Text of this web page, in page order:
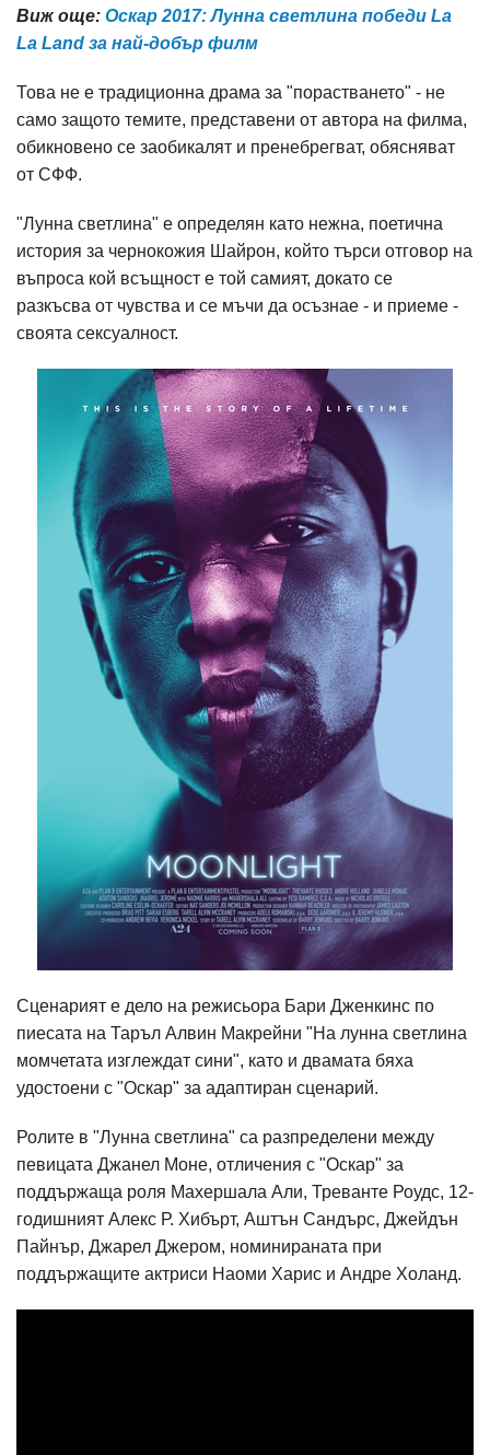
Виж още: Оскар 2017: Лунна светлина победи La
La Land за най-добър филм
Това не е традиционна драма за "порастването" - не
само защото темите, представени от автора на филма,
обикновено се заобикалят и пренебрегват, обясняват
от СФФ.
"Лунна светлина" е определян като нежна, поетична
история за чернокожия Шайрон, който търси отговор на
въпроса кой всъщност е той самият, докато се
разкъсва от чувства и се мъчи да осъзнае - и приеме -
своята сексуалност.
Сценарият е дело на режисьора Бари Дженкинс по
пиесата на Таръл Алвин Макрейни "На лунна светлина
момчетата изглеждат сини", като и двамата бяха
удостоени с "Оскар" за адаптиран сценарий.
Ролите в "Лунна светлина" са разпределени между
певицата Джанел Моне, отличения с "Оскар" за
поддържаща роля Махершала Али, Треванте Роудс, 12-
годишният Алекс Р. Хибърт, Аштън Сандърс, Джейдън
Пайнър, Джарел Джером, номинираната при
поддържащите актриси Наоми Харис и Андре Холанд.